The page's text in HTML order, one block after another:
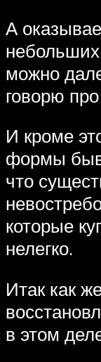
А
небольших
можно
говорю
И кроме
формы
что
которые
нелегко.
Итак как
в этом